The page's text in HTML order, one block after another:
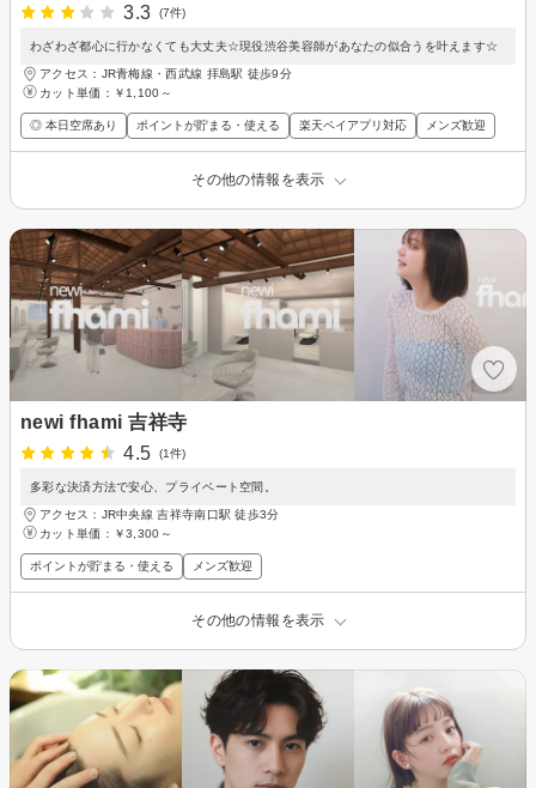
3.3
(7件)
わざわざ都心に行かなくても大丈夫☆現役渋谷美容師があなたの似合うを叶えます☆
アクセス：JR青梅線・西武線 拝島駅 徒歩9分
カット単価： ￥1,100～
◎ 本日空席あり ポイントが貯まる・使える 楽天ペイアプリ対応 メンズ歓迎
その他の情報を表示
newi fhami 吉祥寺
4.5
(1件)
多彩な決済方法で安心、プライベート空間。
アクセス：JR中央線 吉祥寺南口駅 徒歩3分
カット単価： ￥3,300～
ポイントが貯まる・使える メンズ歓迎
その他の情報を表示